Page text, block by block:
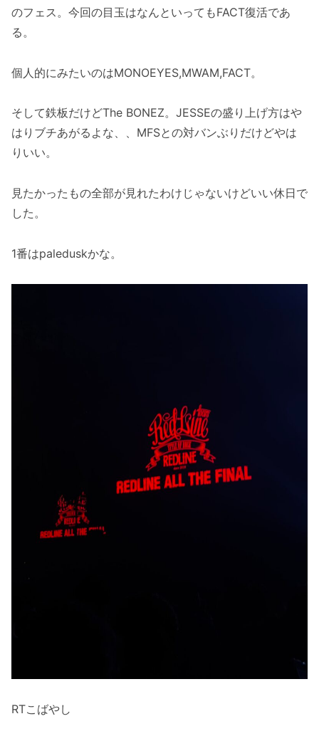
のフェス。今回の目玉はなんといってもFACT復活であ
る。
個人的にみたいのはMONOEYES,MWAM,FACT。
そして鉄板だけどThe BONEZ。JESSEの盛り上げ方はや
はりブチあがるよな、、MFSとの対バンぶりだけどやは
りいい。
見たかったもの全部が見れたわけじゃないけどいい休日で
した。
1番はpaleduskかな。
RTこばやし